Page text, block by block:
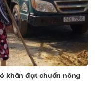
khăn đạt chuẩn nông